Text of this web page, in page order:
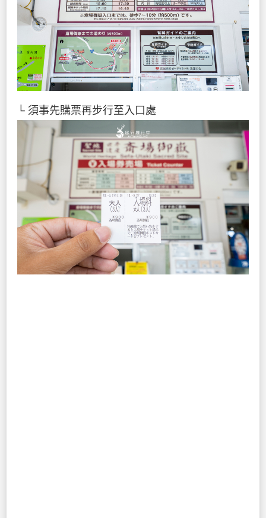
└ 須事先購票再步行至入口處